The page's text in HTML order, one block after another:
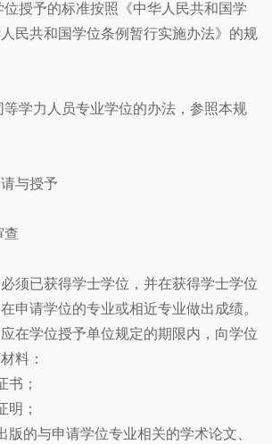
授予的标准按照《中华人民共和国学
民共和国学位条例暂行实施办法》的规
学力人员专业学位的办法，参照本规
与授予
已获得学士学位，并在获得学士学位
申请学位的专业或相近专业做出成绩。
学位授予单位规定的期限内，向学位
料：
；
；
的与申请学位专业相关的学术论文、